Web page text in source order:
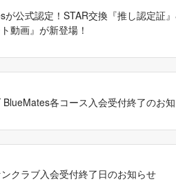
が公式認定！STAR交換『推し認定証
動画』が新登場！
各コース入会受付終了のお
クラブ入会受付終了日のお知らせ